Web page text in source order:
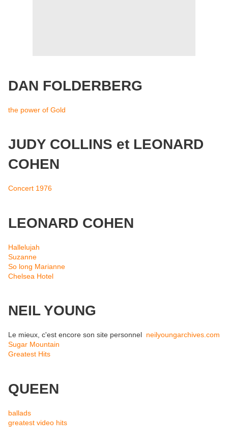
DAN FOLDERBERG
the power of Gold
JUDY COLLINS et LEONARD
COHEN
Concert 1976
LEONARD COHEN
Hallelujah
Suzanne
So long Marianne
Chelsea Hotel
NEIL YOUNG
Le mieux, c'est encore son site personnel neilyoungarchives.com
Sugar Mountain
Greatest Hits
QUEEN
ballads
greatest video hits